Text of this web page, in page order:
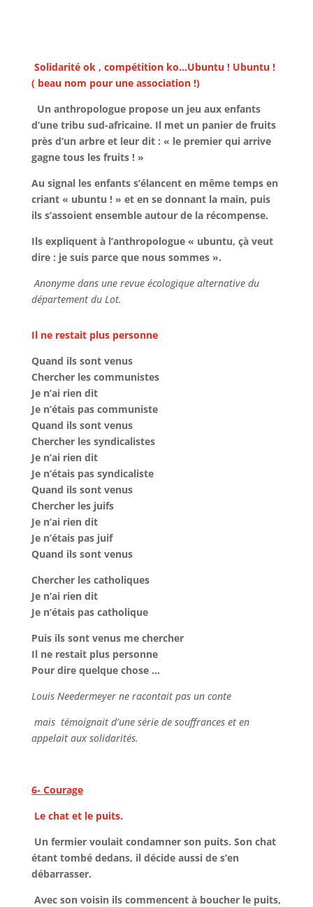
Solidarité ok , compétition ko…Ubuntu ! Ubuntu !
( beau nom pour une association !)
Un anthropologue propose un jeu aux enfants
d’une tribu sud-africaine. Il met un panier de fruits
près d’un arbre et leur dit : « le premier qui arrive
gagne tous les fruits ! »
Au signal les enfants s’élancent en même temps en
criant « ubuntu ! » et en se donnant la main, puis
ils s’assoient ensemble autour de la récompense.
Ils expliquent à l’anthropologue « ubuntu, çà veut
dire : je suis parce que nous sommes ».
Anonyme dans une revue écologique alternative du
département du Lot.
Il ne restait plus personne
Quand ils sont venus
Chercher les communistes
Je n’ai rien dit
Je n’étais pas communiste
Quand ils sont venus
Chercher les syndicalistes
Je n’ai rien dit
Je n’étais pas syndicaliste
Quand ils sont venus
Chercher les juifs
Je n’ai rien dit
Je n’étais pas juif
Quand ils sont venus
Chercher les catholiques
Je n’ai rien dit
Je n’étais pas catholique
Puis ils sont venus me chercher
Il ne restait plus personne
Pour dire quelque chose …
Louis Needermeyer ne racontait pas un conte
mais témoignait d’une série de souffrances et en
appelait aux solidarités.
6- Courage
Le chat et le puits.
Un fermier voulait condamner son puits. Son chat
étant tombé dedans, il décide aussi de s’en
débarrasser.
Avec son voisin ils commencent à boucher le puits,